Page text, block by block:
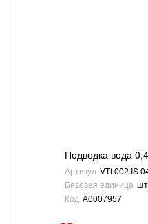
Подводка вода
Артикул
Базовая единица шт
Код А0007957